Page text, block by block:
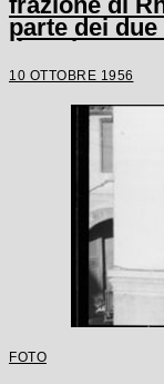
parte dei
tiene in mano
10 OTTOBRE 1956
FOTO